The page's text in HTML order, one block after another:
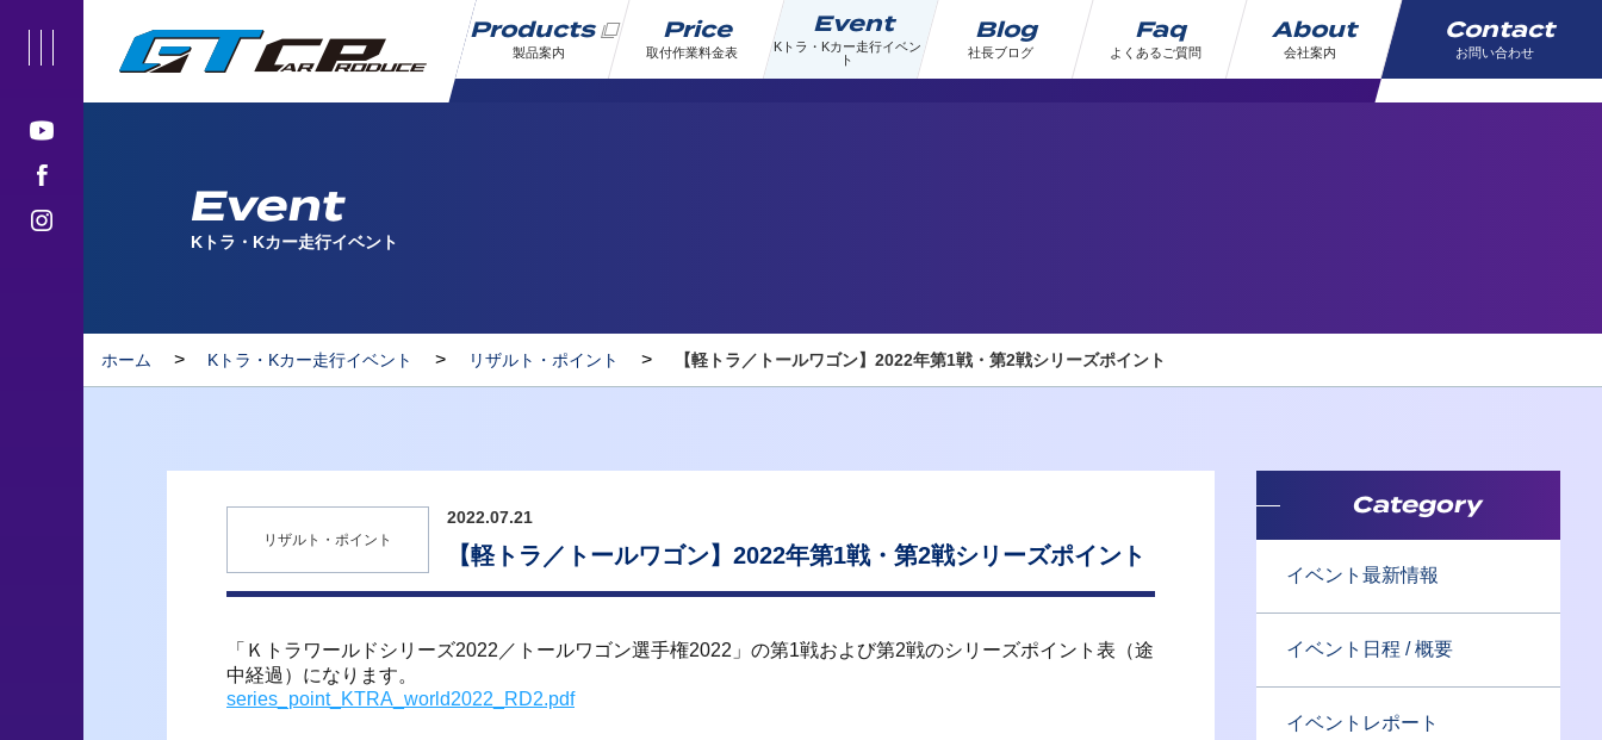
Products
製品案内
Price
取付作業料金表
Event
Kトラ・Kカー走行イベン
ト
Blog
社長ブログ
Faq
よくあるご質問
About
会社案内
Contact
お問い合わせ
Event
Kトラ・Kカー走行イベント
ホーム > Kトラ・Kカー走行イベント > リザルト・ポイント > 【軽トラ／トールワゴン】2022年第1戦・第2戦シリーズポイント
リザルト・ポイント
2022.07.21
【軽トラ／トールワゴン】2022年第1戦・第2戦シリーズポイント
「Ｋトラワールドシリーズ2022／トールワゴン選手権2022」の第1戦および第2戦のシリーズポイント表（途
中経過）になります。
series_point_KTRA_world2022_RD2.pdf
Category
イベント最新情報
イベント日程 / 概要
イベントレポート